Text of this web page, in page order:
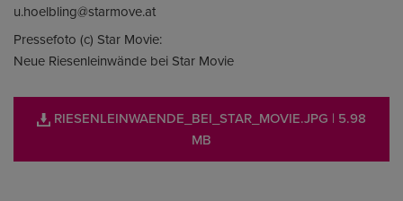
u.hoelbling@starmove.at
Pressefoto (c) Star Movie:
Neue Riesenleinwände bei Star Movie
RIESENLEINWAENDE_BEI_STAR_MOVIE.JPG | 5.98
MB